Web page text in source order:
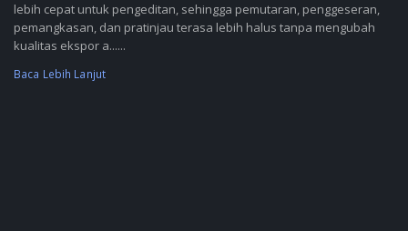
lebih cepat untuk pengeditan, sehingga pemutaran, penggeseran,
pemangkasan, dan pratinjau terasa lebih halus tanpa mengubah
kualitas ekspor a......
Baca Lebih Lanjut